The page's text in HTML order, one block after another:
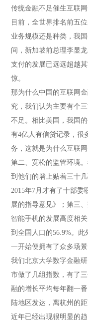
传统金融不足催生互联
目前，全世界排名前五
业务规模还是种类，我
间，新加坡前总理李显
支付的发展已远远超越
惊。
那为什么中国的互联网
究，我们认为主要有个
不足。相比美国，我国
有4亿人有信贷记录，很
务，这就是为什么互联
第二、宽松的监管环境
到他们的墙上贴着三十
2015年7月才有了十部
展的指导意见》；第三
智能手机的发展高度相
到全国人口的56.9%。
一开始便拥有了众多场
我们北京大学数字金融
市做了几组指数，有了
融的增长平均每年翻一
陆地区发达，离杭州的
近年已经出现很明显的